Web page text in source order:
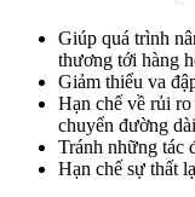
Giúp quá trình
thương tới hàng
Giảm thiểu va
Hạn chế về rủi
chuyển đường
Tránh những tác
Hạn chế sự thất